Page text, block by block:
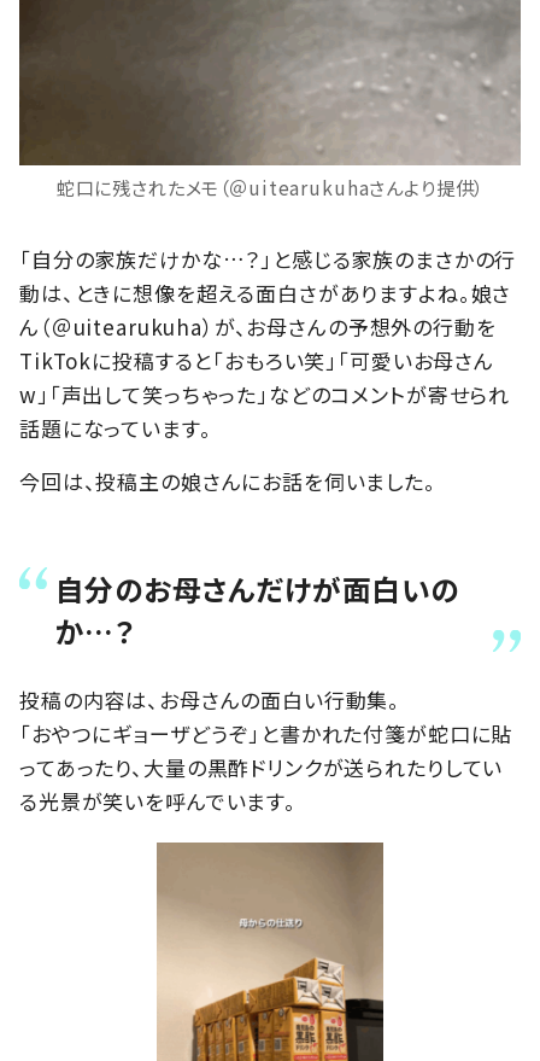
蛇口に残されたメモ（＠uitearukuhaさんより提供）
「自分の家族だけかな…？」と感じる家族のまさかの行
動は、ときに想像を超える面白さがありますよね。娘さ
ん（＠uitearukuha）が、お母さんの予想外の行動を
TikTokに投稿すると「おもろい笑」「可愛いお母さん
w」「声出して笑っちゃった」などのコメントが寄せられ
話題になっています。
今回は、投稿主の娘さんにお話を伺いました。
自分のお母さんだけが面白いの
か…？
投稿の内容は、お母さんの面白い行動集。
「おやつにギョーザどうぞ」と書かれた付箋が蛇口に貼
ってあったり、大量の黒酢ドリンクが送られたりしてい
る光景が笑いを呼んでいます。